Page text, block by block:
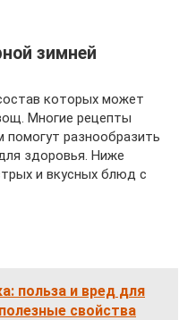
зимней
которых может
Многие рецепты
разнообразить
здоровья. Ниже
и вкусных блюд с
польза и вред для
свойства